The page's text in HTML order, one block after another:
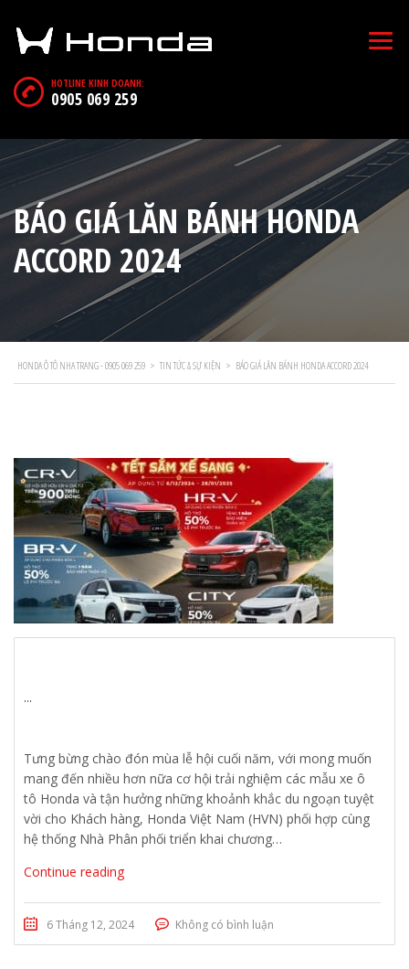
HOTLINE KINH DOANH:
0905 069 259
BÁO GIÁ LĂN BÁNH HONDA
ACCORD 2024
HONDA Ô TÔ NHA TRANG - 0905 069 259 > TIN TỨC & SỰ KIỆN > BÁO GIÁ LĂN BÁNH HONDA ACCORD 2024
...
Tưng bừng chào đón mùa lễ hội cuối năm, với mong muốn
mang đến nhiều hơn nữa cơ hội trải nghiệm các mẫu xe ô
tô Honda và tận hưởng những khoảnh khắc du ngoạn tuyệt
vời cho Khách hàng, Honda Việt Nam (HVN) phối hợp cùng
hệ thống Nhà Phân phối triển khai chương…
Continue reading
6 Tháng 12, 2024 Không có bình luận